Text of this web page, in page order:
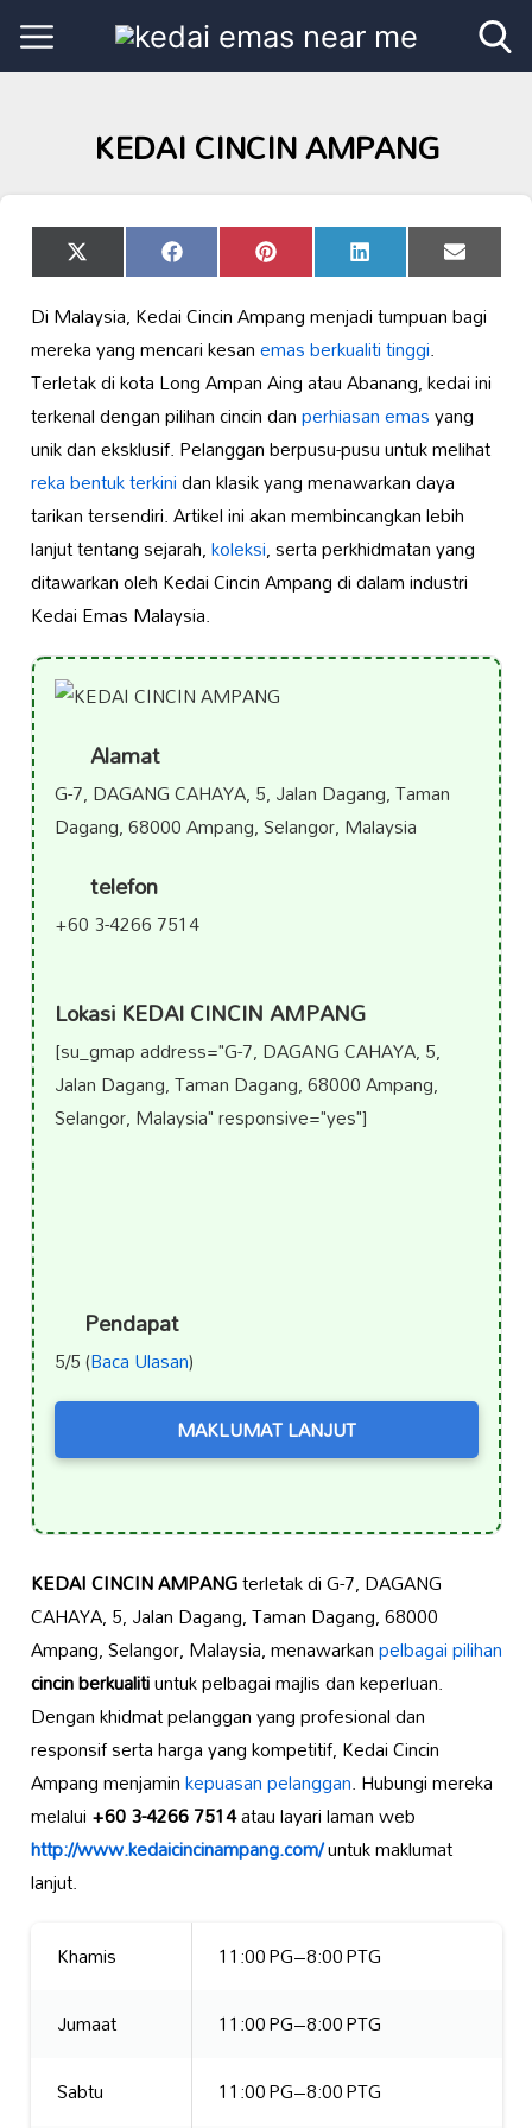
KEDAI CINCIN AMPANG
Share
on
X
(Twitter)
Share
on
Facebook Share
on
Pinterest Share
on
LinkedIn Share
on
Email
Di Malaysia, Kedai Cincin Ampang menjadi tumpuan bagi
mereka yang mencari kesanemas berkualiti tinggi.
Terletak di kota Long Ampan Aing atau Abanang, kedai ini
terkenal dengan pilihan cincin danperhiasan emasyang
unik dan eksklusif. Pelanggan berpusu-pusu untuk melihat
reka bentuk terkinidan klasik yang menawarkan daya
tarikan tersendiri. Artikel ini akan membincangkan lebih
lanjut tentang sejarah,koleksi, serta perkhidmatan yang
ditawarkan oleh Kedai Cincin Ampang di dalam industri
Kedai Emas Malaysia.
Alamat
G-7, DAGANG CAHAYA, 5, Jalan Dagang, Taman
Dagang, 68000 Ampang, Selangor, Malaysia
telefon
+60 3-4266 7514
Lokasi KEDAI CINCIN AMPANG
[su_gmap address="G-7, DAGANG CAHAYA, 5,
Jalan Dagang, Taman Dagang, 68000 Ampang,
Selangor, Malaysia" responsive="yes"]
Pendapat
5/5 (Baca Ulasan)
MAKLUMAT LANJUT
KEDAI CINCIN AMPANGterletak di G-7, DAGANG
CAHAYA, 5, Jalan Dagang, Taman Dagang, 68000
Ampang, Selangor, Malaysia, menawarkanpelbagai pilihan
cincin berkualitiuntuk pelbagai majlis dan keperluan.
Dengan khidmat pelanggan yang profesional dan
responsif serta harga yang kompetitif, Kedai Cincin
Ampang menjaminkepuasan pelanggan. Hubungi mereka
melalui+60 3-4266 7514atau layari laman web
http://www.kedaicincinampang.com/untuk maklumat
lanjut.
Khamis
11:00 PG–8:00 PTG
Jumaat
11:00 PG–8:00 PTG
Sabtu
11:00 PG–8:00 PTG